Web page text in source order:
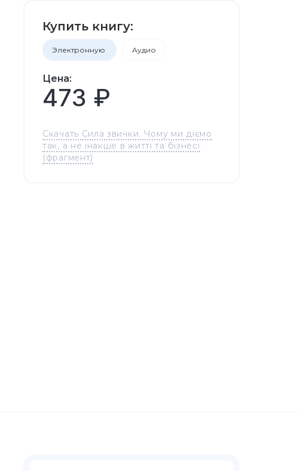
Купить книгу:
Электронную Аудио
Цена:
473 ₽
Скачать Сила звички. Чому ми діємо
так, а не інакше в житті та бізнесі
(фрагмент)